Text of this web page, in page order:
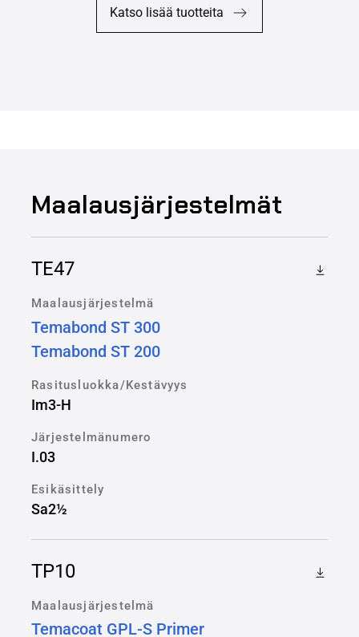
Katso lisää tuotteita
Maalausjärjestelmät
TE47
Maalausjärjestelmä
Temabond ST 300
Temabond ST 200
Rasitusluokka/Kestävyys
Im3-H
Järjestelmänumero
I.03
Esikäsittely
Sa2½
TP10
Maalausjärjestelmä
Temacoat GPL-S Primer